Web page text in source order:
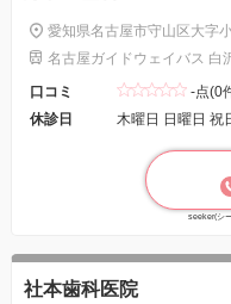
愛知県名古屋市守山区大字
名古屋ガイドウェイバス 白
口コミ
-点(0
休診日
木曜日 日曜日 祝
seeker(シ
社本歯科医院